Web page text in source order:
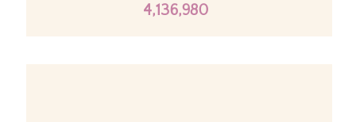
4,136,980